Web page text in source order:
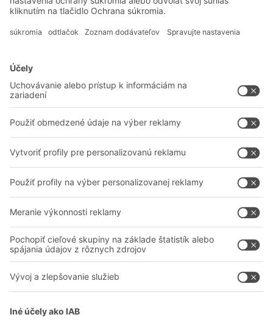
Systémové riešenia
Regálové systémy
Dopravné systémy
Poradenstvo a služby
Profesionálne sklady
Kontaktný formulár
Spoločnosť
O nás
Naše výrobné závody
Zdieľať
A BIT O F
YOUR LIFE.